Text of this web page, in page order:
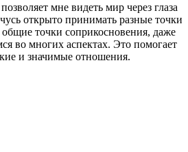
мне видеть мир через глаза
открыто принимать разные точки
общие точки соприкосновения, даже
во многих аспектах. Это помогает
и значимые отношения.